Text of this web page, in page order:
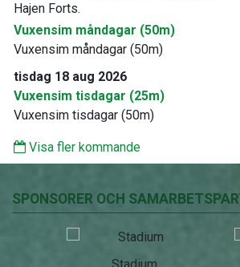
Hajen Forts.
Vuxensim måndagar (50m)
Vuxensim måndagar (50m)
tisdag 18 aug 2026
Vuxensim tisdagar (25m)
Vuxensim tisdagar (50m)
Visa fler kommande
SPONSORER OCH